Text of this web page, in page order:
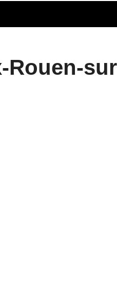
Rouen-